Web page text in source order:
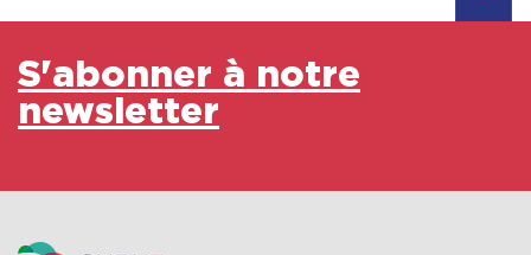
S'abonner à notre
newsletter